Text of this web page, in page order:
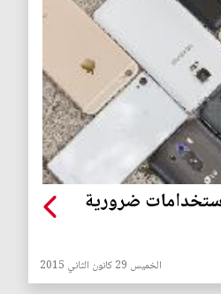
ضرورية
الخميس 29 كانون الثاني 2015